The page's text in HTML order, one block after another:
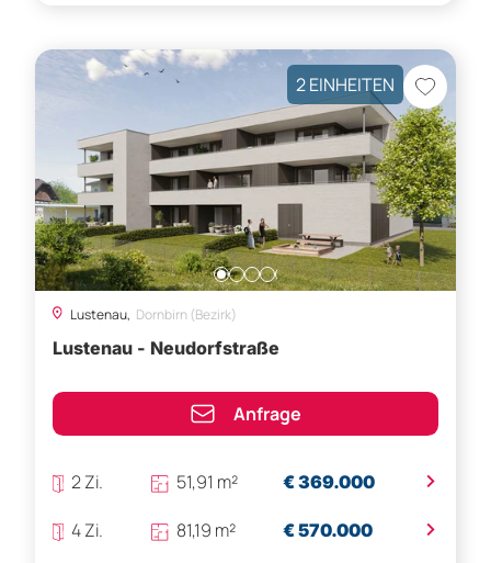
2 EINHEITEN
Lustenau, Dornbirn (Bezirk)
Lustenau - Neudorfstraße
Anfrage
2 Zi. 51,91 m² € 369.000 >
4 Zi. 81,19 m² € 570.000 >